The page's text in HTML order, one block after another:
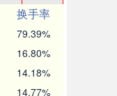
换手率
79.39%
16.80%
14.18%
14.77%